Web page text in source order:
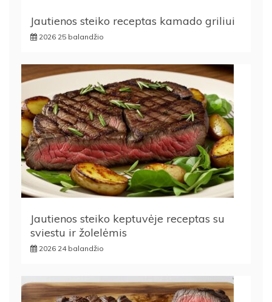
Jautienos steiko receptas kamado griliui
2026 25 balandžio
Jautienos steiko keptuvėje receptas su
sviestu ir žolelėmis
2026 24 balandžio